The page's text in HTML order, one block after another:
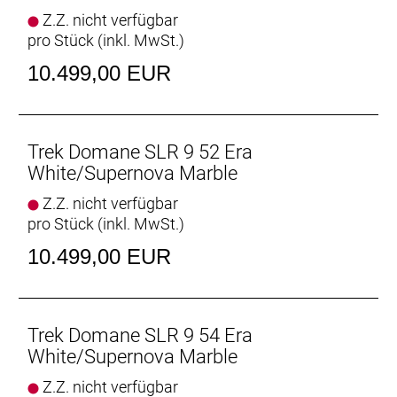
Vielseitige Reifenfreiheit
Ausgestattet ist es mit schnell rollenden 32 mm
breiten Reifen, aber dank der Reifenfreiheit bis 38-
mm-Reifen kannst du von glattem Asphalt bis
leichtem Schotter alles unter die Räder nehmen.
Dank im Unterrohr integriertem Staufach und
Aufnahmepunkten am Oberrohr hast du auf deinen
Ganztagestouren stets genug Stauraum zur
Verfügung.
Raffinierte Integration
Das Domane mit seiner verborgenen
nie dagewesene Integration aus.
Geschlecht: Uni
Z.Z. nicht verfügbar
pro Stück (inkl. MwSt.)
10.499,00 EUR
Trek Domane SLR 9 52 Era
White/Supernova Marble
Z.Z. nicht verfügbar
pro Stück (inkl. MwSt.)
10.499,00 EUR
Trek Domane SLR 9 54 Era
White/Supernova Marble
Z.Z. nicht verfügbar